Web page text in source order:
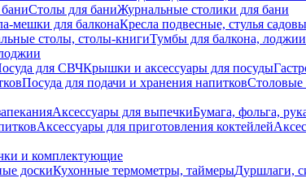
Столы для баниЖурнальные столики для бани
мешки для балконаКресла подвесные, стулья
столы, столы-книгиТумбы для балкона, лоджии
для СВЧКрышки и аксессуары для посуды
Посуда для подачи и хранения напитков
Аксессуары для выпечкиБумага, фольга,
Аксессуары для приготовления коктейлей
и комплектующие
доскиКухонные термометры, таймерыДуршлаги,